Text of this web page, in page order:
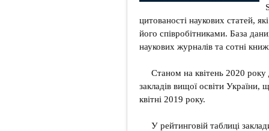
цитованості наукових статей,
його співробітниками. База
наукових журналів та сотні
Станом на квітень 2020
закладів вищої освіти України,
квітні 2019 року.
У рейтинговій таблиці